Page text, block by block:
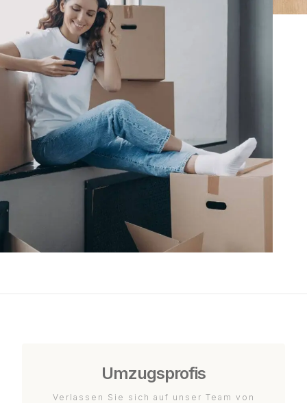
Umzugsprofis
Verlassen Sie sich auf unser Team von